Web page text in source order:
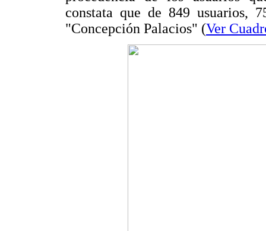
constata que de 849 usuarios,
"Concepción Palacios" (Ver